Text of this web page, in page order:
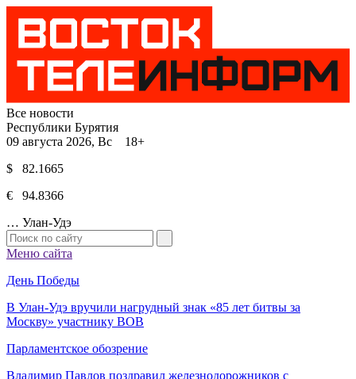
Все новости
Республики Бурятия
09 августа 2026, Вс 18+
$ 82.1665
€ 94.8366
… Улан-Удэ
Меню сайта
День Победы
В Улан-Удэ вручили нагрудный знак «85 лет битвы за
Москву» участнику ВОВ
Парламентское обозрение
Владимир Павлов поздравил железнодорожников с